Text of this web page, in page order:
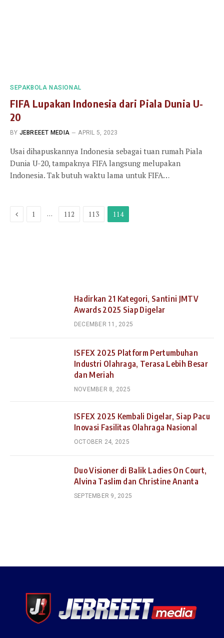
SEPAKBOLA NASIONAL
FIFA Lupakan Indonesia dari Piala Dunia U-
20
BY JEBREEET MEDIA APRIL 5, 2023
Usai dihapuskannya Indonesia sebagai tuan rumah Piala
Dunia U-20, tampaknya FIFA langsung melupakan
Indonesia. Tak butuh waktu lama untuk FIFA…
Previous
1 … 112 113 114
Hadirkan 21 Kategori, Santini JMTV
Awards 2025 Siap Digelar
DECEMBER 11, 2025
ISFEX 2025 Platform Pertumbuhan
Industri Olahraga, Terasa Lebih Besar
dan Meriah
NOVEMBER 8, 2025
ISFEX 2025 Kembali Digelar, Siap Pacu
Inovasi Fasilitas Olahraga Nasional
OCTOBER 24, 2025
Duo Visioner di Balik Ladies On Court,
Alvina Taslim dan Christine Ananta
SEPTEMBER 9, 2025